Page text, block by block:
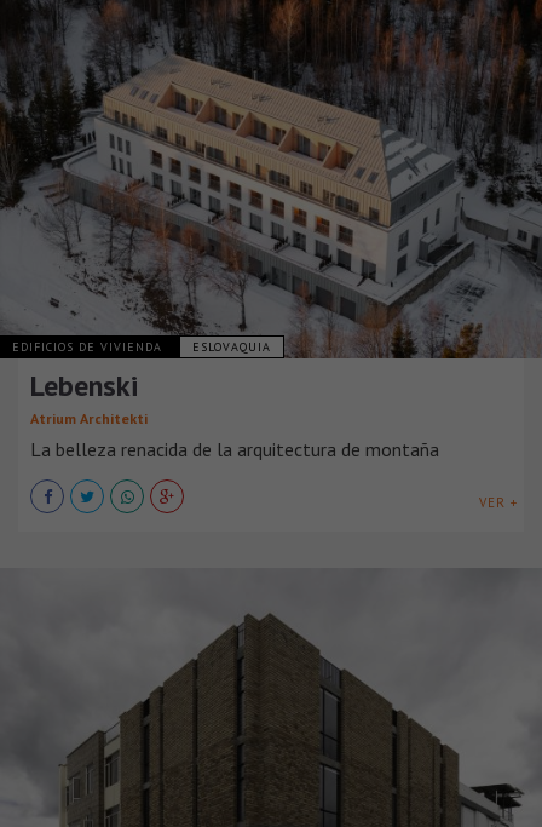
EDIFICIOS DE VIVIENDA ESLOVAQUIA
Lebenski
Atrium Architekti
La belleza renacida de la arquitectura de montaña
VER +